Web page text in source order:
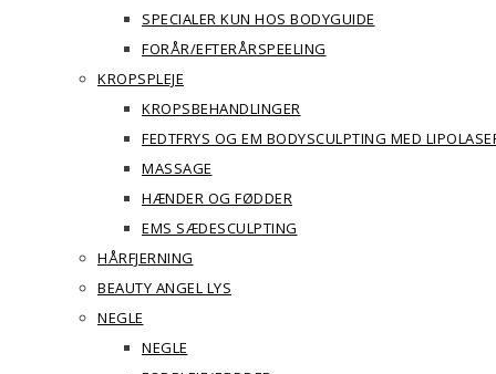
SPECIALER KUN HOS BODYGUIDE
FORÅR/EFTERÅRSPEELING
KROPSPLEJE
KROPSBEHANDLINGER
FEDTFRYS OG EM BODYSCULPTING MED
MASSAGE
HÆNDER OG FØDDER
EMS SÆDESCULPTING
HÅRFJERNING
BEAUTY ANGEL LYS
NEGLE
NEGLE